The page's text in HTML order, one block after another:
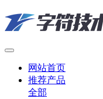
网站首页
推荐产品
全部